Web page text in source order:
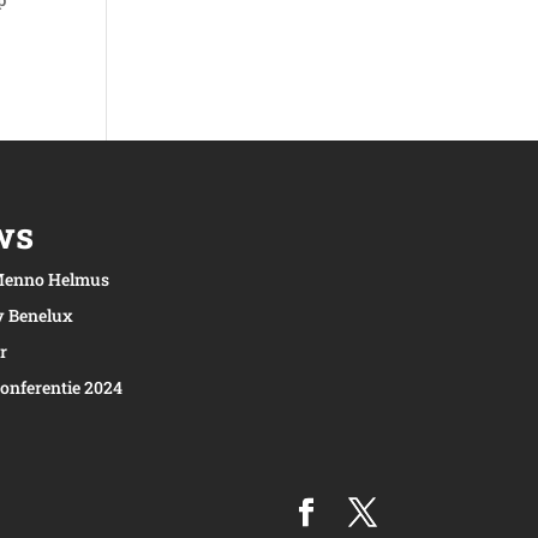
Helmus
Benelux
2024